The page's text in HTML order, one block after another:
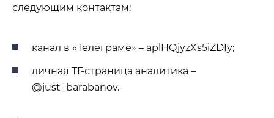
следующим контактам:
канал в «Телеграме» – aplHQjyzXs5iZDIy;
личная ТГ-страница аналитика –
@just_barabanov.